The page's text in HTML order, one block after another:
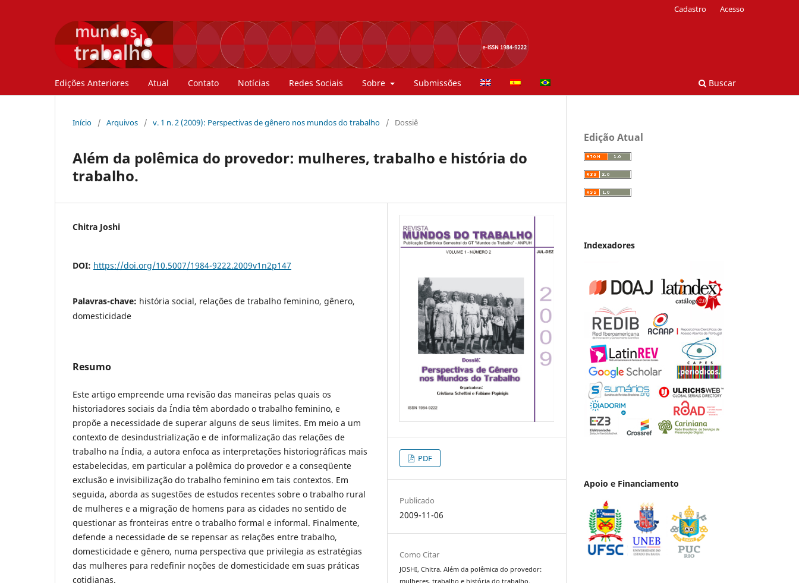
Edições Anteriores Atual Contato Notícias Redes Sociais Sobre Submissões Buscar
Cadastro Acesso
Início / Arquivos / v. 1 n. 2 (2009): Perspectivas de gênero nos mundos do trabalho / Dossiê
Além da polêmica do provedor: mulheres, trabalho e história do
trabalho.
Chitra Joshi
DOI: https://doi.org/10.5007/1984-9222.2009v1n2p147
Palavras-chave: história social, relações de trabalho feminino, gênero,
domesticidade
Resumo
Este artigo empreende uma revisão das maneiras pelas quais os
historiadores sociais da Índia têm abordado o trabalho feminino, e
propõe a necessidade de superar alguns de seus limites. Em meio a um
contexto de desindustrialização e de informalização das relações de
trabalho na Índia, a autora enfoca as interpretações historiográficas mais
estabelecidas, em particular a polêmica do provedor e a conseqüente
exclusão e invisibilização do trabalho feminino em tais contextos. Em
seguida, aborda as sugestões de estudos recentes sobre o trabalho rural
de mulheres e a migração de homens para as cidades no sentido de
questionar as fronteiras entre o trabalho formal e informal. Finalmente,
defende a necessidade de se repensar as relações entre trabalho,
domesticidade e gênero, numa perspectiva que privilegia as estratégias
das mulheres para redefinir noções de domesticidade em suas práticas
cotidianas.
PDF
Publicado
2009-11-06
Como Citar
JOSHI, Chitra. Além da polêmica do provedor:
mulheres, trabalho e história do trabalho.
Edição Atual
Indexadores
Apoio e Financiamento